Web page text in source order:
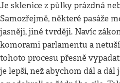
Je sklenice z půlky prázdná
Samozřejmě, některé pasáže
jasněji, jiné tvrději. Navíc
komorami parlamentu a
tohoto procesu přesně
je lepší, než abychom dál a